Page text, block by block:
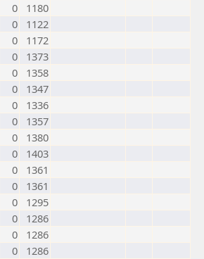
0
1180
0
1122
0
1172
0
1373
0
1358
0
1347
0
1336
0
1357
0
1380
0
1403
0
1361
0
1361
0
1295
0
1286
0
1286
0
1286